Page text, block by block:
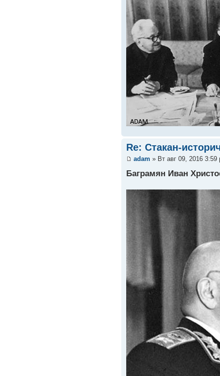
Re: Стакан-
adam » Вт авг 09, 2016 3:59
Баграмян Иван